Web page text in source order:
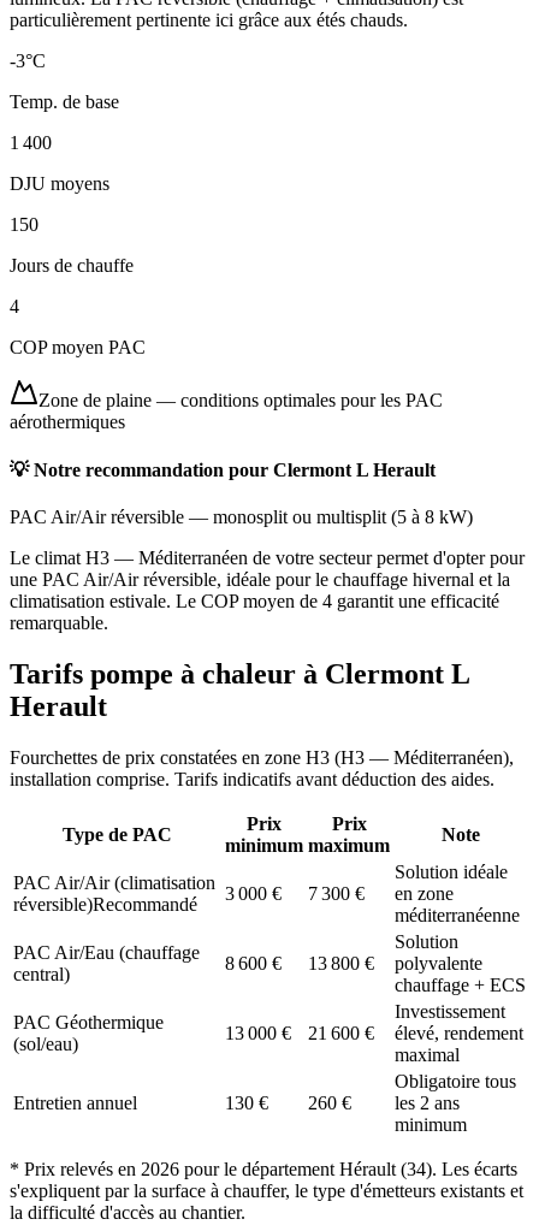
particulièrement pertinente ici grâce aux étés chauds.
-3°C
Temp. de base
1 400
DJU moyens
150
Jours de chauffe
4
COP moyen PAC
Zone de plaine — conditions optimales pour les PAC
aérothermiques
💡 Notre recommandation pour Clermont L Herault
PAC Air/Air réversible — monosplit ou multisplit (5 à 8 kW)
Le climat H3 — Méditerranéen de votre secteur permet d'opter pour
une PAC Air/Air réversible, idéale pour le chauffage hivernal et la
climatisation estivale. Le COP moyen de 4 garantit une efficacité
remarquable.
Tarifs pompe à chaleur à Clermont L
Herault
Fourchettes de prix constatées en zone H3 (H3 — Méditerranéen),
installation comprise. Tarifs indicatifs avant déduction des aides.
Type de PAC
Prix
minimum
Prix
maximum
Note
PAC Air/Air (climatisation
réversible)Recommandé
3 000 € 7 300 €
Solution idéale
en zone
méditerranéenne
PAC Air/Eau (chauffage
central)
8 600 € 13 800 €
Solution
polyvalente
chauffage + ECS
PAC Géothermique
(sol/eau)
13 000 € 21 600 €
Investissement
élevé, rendement
maximal
Entretien annuel 130 € 260 €
Obligatoire tous
les 2 ans
minimum
* Prix relevés en 2026 pour le département Hérault (34). Les écarts
s'expliquent par la surface à chauffer, le type d'émetteurs existants et
la difficulté d'accès au chantier.